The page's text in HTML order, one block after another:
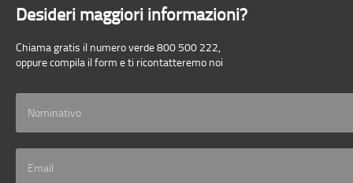
Desideri maggiori informazioni?
Chiama gratis il numero verde 800 500 222,
oppure compila il form e ti ricontatteremo noi